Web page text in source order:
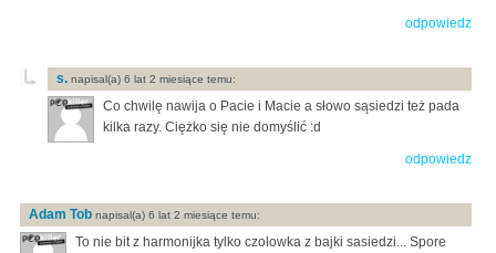
odpowiedz
s. napisal(a) 6 lat 2 miesiące temu:
Co chwilę nawija o Pacie i Macie a słowo sąsiedzi też pada
kilka razy. Ciężko się nie domyślić :d
odpowiedz
Adam Tob napisal(a) 6 lat 2 miesiące temu:
To nie bit z harmonijka tylko czolowka z bajki sasiedzi... Spore